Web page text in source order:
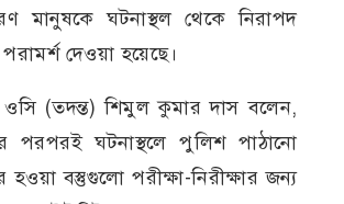
মানুষকে ঘটনাস্থল থেকে নিরাপদ
দেওয়া হয়েছে।
ওসি (তদন্ত) শিমুল কুমার দাস বলেন,
পরপরই ঘটনাস্থলে পুলিশ পাঠানো
হওয়া বস্তুগুলো পরীক্ষা-নিরীক্ষার জন্য